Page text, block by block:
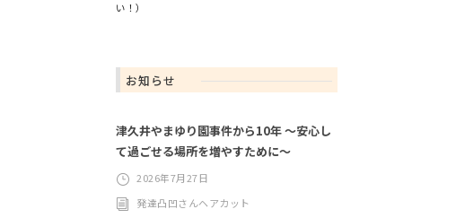
い！）
お知らせ
津久井やまゆり園事件から10年 ～安心し
て過ごせる場所を増やすために～
2026年7月27日
発達凸凹さんヘアカット